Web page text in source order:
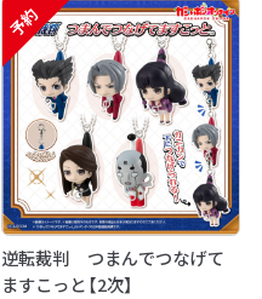
予約
逆転裁判 つまんでつなげて
ますこっと【2次】